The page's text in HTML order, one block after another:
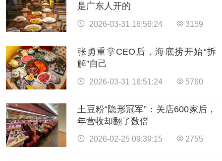
是广东人开的
2026-03-31 16:56:24 3159
张勇重掌CEO后，海底捞开始“拆
解”自己
2026-03-31 16:51:24 5760
土豆粉“隐形冠军”：关店600家后，
年营收却翻了数倍
2026-02-25 09:39:15 2755